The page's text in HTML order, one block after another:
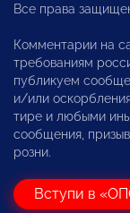
Все права
Комментарии на
требованиям
публикуем
и/или
тире и любыми
сообщения,
розни.
Вступи в